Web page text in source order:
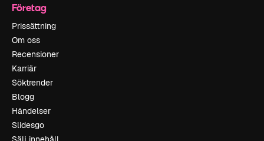
Företag
Prissättning
Om oss
Recensioner
Karriär
Söktrender
Blogg
Händelser
Slidesgo